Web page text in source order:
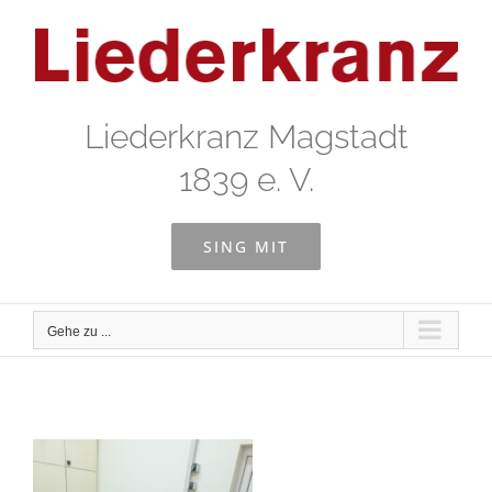
springen
Liederkranz Magstadt
1839 e. V.
SING MIT
Gehe zu ...